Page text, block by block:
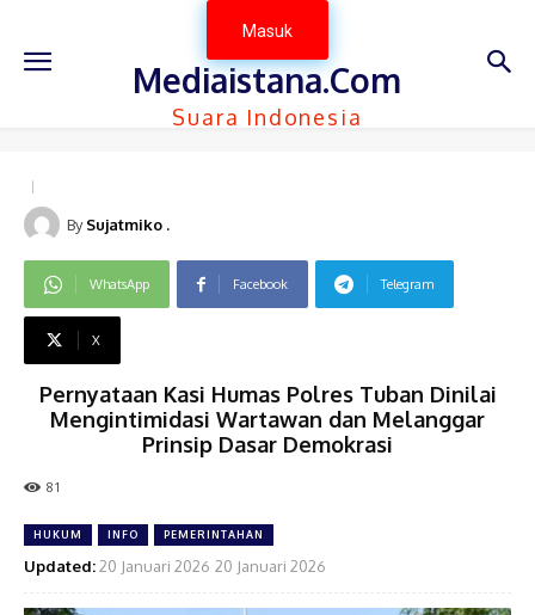
Masuk
Mediaistana.Com
Suara Indonesia
By Sujatmiko .
WhatsApp Facebook Telegram
X
Pernyataan Kasi Humas Polres Tuban Dinilai
Mengintimidasi Wartawan dan Melanggar
Prinsip Dasar Demokrasi
81
HUKUM INFO PEMERINTAHAN
Updated:20 Januari 2026 20 Januari 2026